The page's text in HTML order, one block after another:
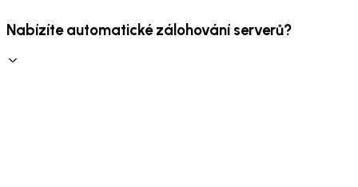
Nabízíte automatické zálohování serverů?